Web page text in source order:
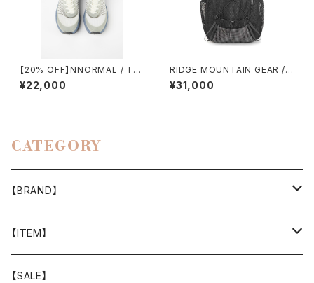
【20% OFF】NNORMAL / TO
MIR 1.0
¥22,000
RIDGE MOUNTAIN GEAR /
ONE MILE MP（BLACK）
¥31,000
CATEGORY
【BRAND】
山と道
T-SHIRT
迷迭香
【ITEM】
WEAR
【SALE】